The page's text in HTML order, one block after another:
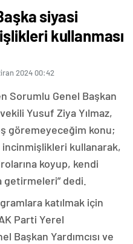
siyasi
kullanması
2024 00:42
Sorumlu Genel Başkan
Yusuf Ziya Yılmaz,
göremeyeceğim konu;
kullanarak,
koyup, kendi
getirmeleri” dedi.
katılmak için
Parti Yerel
Başkan Yardımcısı ve